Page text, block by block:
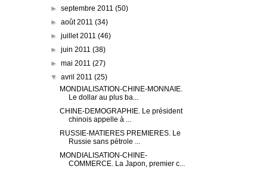
►septembre 2011(50)
►août 2011(34)
►juillet 2011(46)
►juin 2011(38)
►mai 2011(27)
▼avril 2011(25)
MONDIALISATION-CHINE-MONNAIE.
Le dollar au plus ba...
CHINE-DEMOGRAPHIE. Le président
chinois appelle à ...
RUSSIE-MATIERES PREMIERES. Le
Russie sans pétrole ...
MONDIALISATION-CHINE-
COMMERCE. La Japon, premier c...